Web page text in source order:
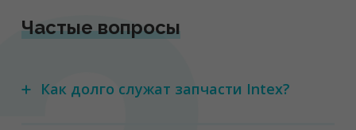
Частые вопросы
Как долго служат запчасти Intex?